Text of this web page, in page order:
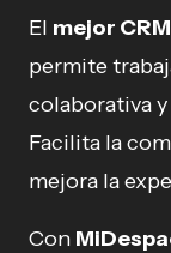
El mejor
permite
colaborativa y
Facilita la
mejora la
Con